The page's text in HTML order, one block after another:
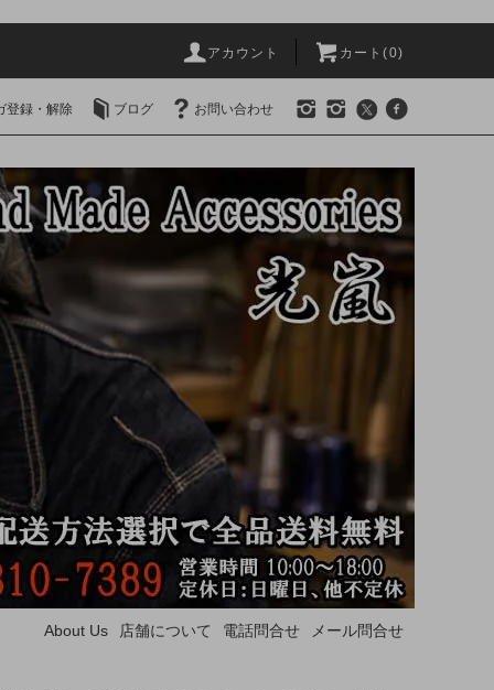
アカウント カート(0)
登録・解除 ブログ お問い合わせ
About Us 店舗について 電話問合せ メール問合せ